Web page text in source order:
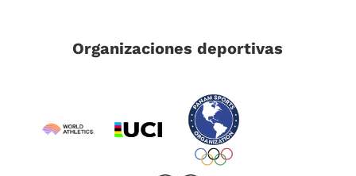
Organizaciones deportivas